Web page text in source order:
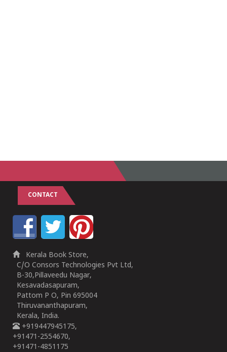
CONTACT
Kerala Book Store,
C/O Consors Technologies Pvt Ltd,
B-30,Pillaveedu Nagar,
Kesavadasapuram,
Pattom P O, Pin 695004
Thiruvananthapuram,
Kerala, India.
+919447945175,
+91471-2554670,
+91471-4851175